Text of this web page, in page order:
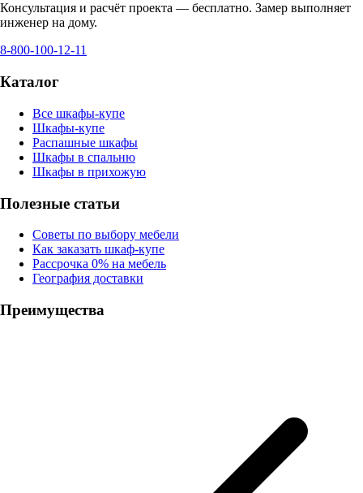
Консультация и расчёт проекта — бесплатно. Замер выполняет
инженер на дому.
8-800-100-12-11
Каталог
Все шкафы-купе
Шкафы-купе
Распашные шкафы
Шкафы в спальню
Шкафы в прихожую
Полезные статьи
Советы по выбору мебели
Как заказать шкаф-купе
Рассрочка 0% на мебель
География доставки
Преимущества